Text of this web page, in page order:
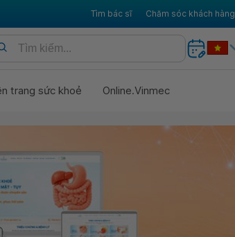
Tìm bác sĩ Chăm sóc khách hàng
trang sức khoẻ Online.Vinmec